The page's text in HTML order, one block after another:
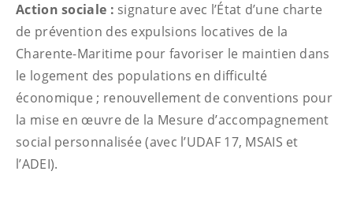
Action sociale : signature avec l’État d’une charte
de prévention des expulsions locatives de la
Charente-Maritime pour favoriser le maintien dans
le logement des populations en difficulté
économique ; renouvellement de conventions pour
la mise en œuvre de la Mesure d’accompagnement
social personnalisée (avec l’UDAF 17, MSAIS et
l’ADEI).